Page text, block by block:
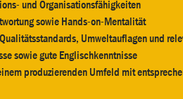
und Organisationsfähigkeiten
sowie Hands-on-Mentalität
Umweltauflagen und
sowie gute Englischkenntnisse
produzierenden Umfeld mit